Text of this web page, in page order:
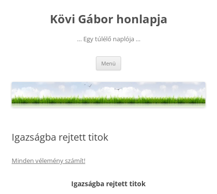
Kövi Gábor honlapja
… Egy túlélő naplója …
Menü
Igazságba rejtett titok
Minden vélemény számít!
Igazságba rejtett titok